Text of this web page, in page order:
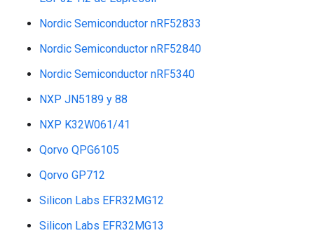
Nordic Semiconductor nRF52833
Nordic Semiconductor nRF52840
Nordic Semiconductor nRF5340
NXP JN5189 y 88
NXP K32W061/41
Qorvo QPG6105
Qorvo GP712
Silicon Labs EFR32MG12
Silicon Labs EFR32MG13